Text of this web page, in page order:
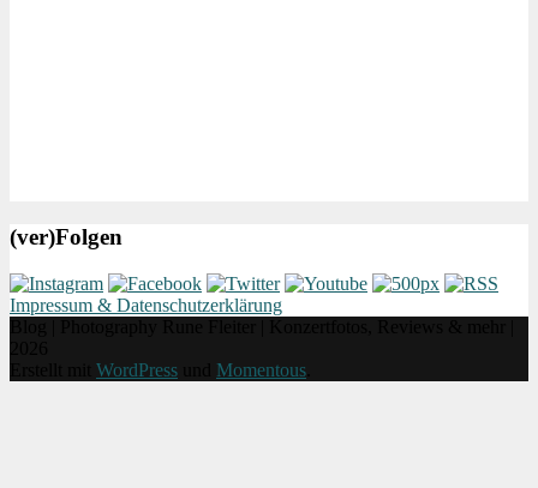
(ver)Folgen
Impressum & Datenschutzerklärung
WordPress Momentous